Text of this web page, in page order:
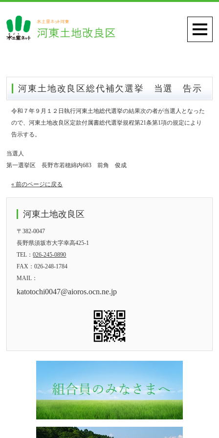
河東土地改良区総代補欠選挙 当選 告示
令和７年９月１２日執行河東土地総代選挙の結果次の者が当選人となった
ので、河東土地改良区定款付属書総代選挙規程第21条第1項の規定により
告示する。
当選人
第一選挙区 長野市若穂綿内683 前角 俊成
« 前のページに戻る
河東土地改良区
〒382-0047
長野県須坂市大字幸高425-1
TEL：026-245-0890
FAX：026-248-1784
MAIL：
katotochi0047@aioros.ocn.ne.jp